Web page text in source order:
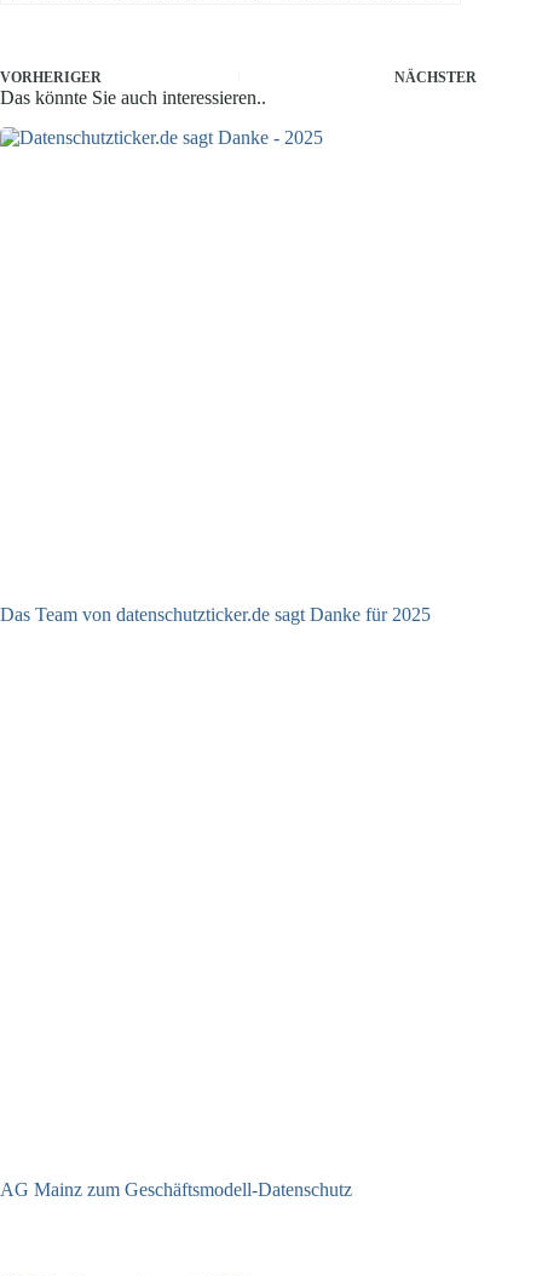
VORHERIGER NÄCHSTER
Das könnte Sie auch interessieren..
Das Team von datenschutzticker.de sagt Danke für 2025
AG Mainz zum Geschäftsmodell-Datenschutz